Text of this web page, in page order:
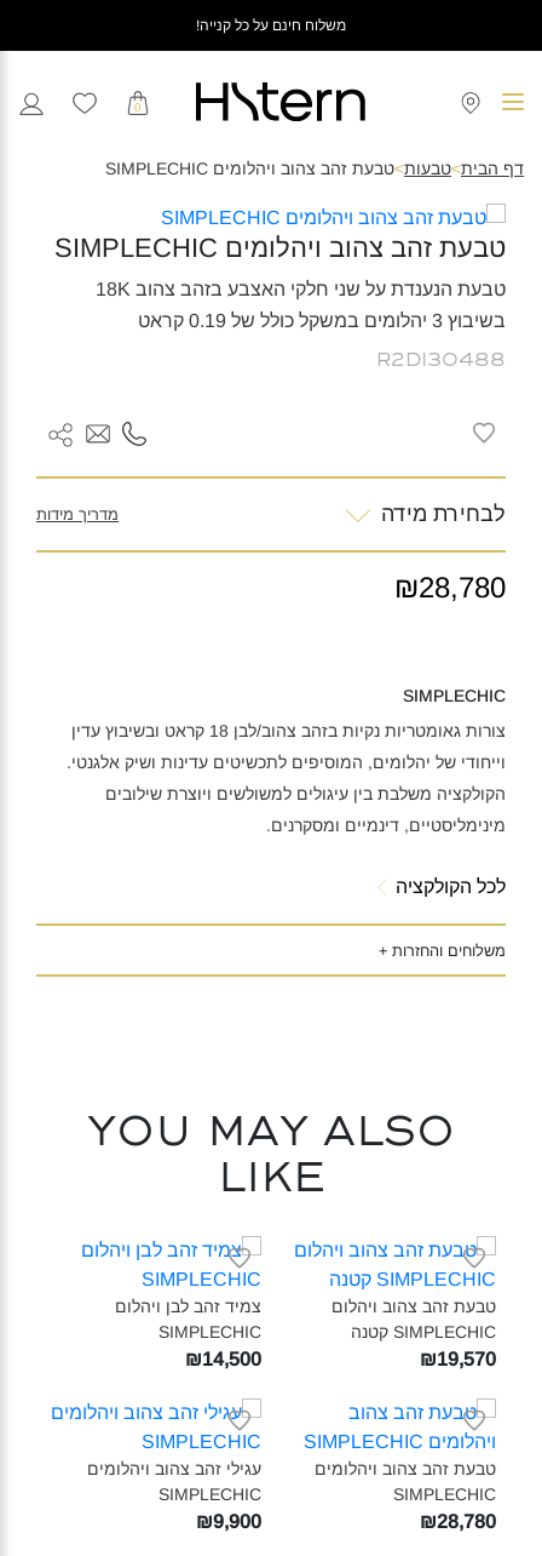
משלוח חינם על כל קנייה!
0
דף הבית>טבעות>טבעת זהב צהוב ויהלומים SIMPLECHIC
טבעת זהב צהוב ויהלומים SIMPLECHIC
טבעת הנענדת על שני חלקי האצבע בזהב צהוב 18K
בשיבוץ 3 יהלומים במשקל כולל של 0.19 קראט
R2DI30488
לבחירת מידה מדריך מידות
₪28,780
SIMPLECHIC
צורות גאומטריות נקיות בזהב צהוב/לבן 18 קראט ובשיבוץ עדין
וייחודי של יהלומים, המוסיפים לתכשיטים עדינות ושיק אלגנטי.
הקולקציה משלבת בין עיגולים למשולשים ויוצרת שילובים
מינימליסטיים, דינמיים ומסקרנים.
לכל הקולקציה
משלוחים והחזרות +
You may also
like
טבעת זהב צהוב ויהלום
SIMPLECHIC קטנה‎
₪19,570
צמיד זהב לבן ויהלום
SIMPLECHIC‎
₪14,500
טבעת זהב צהוב ויהלומים
SIMPLECHIC‎
₪28,780
עגילי זהב צהוב ויהלומים
SIMPLECHIC‎
₪9,900